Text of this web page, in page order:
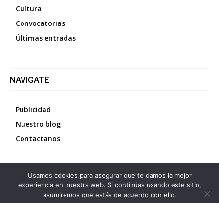
Cultura
Convocatorias
Últimas entradas
NAVIGATE
Publicidad
Nuestro blog
Contactanos
©2026 Diario La Protesta.es- Todos los derechos
reservados
Usamos cookies para asegurar que te damos la mejor
experiencia en nuestra web. Si continúas usando este sitio,
asumiremos que estás de acuerdo con ello.